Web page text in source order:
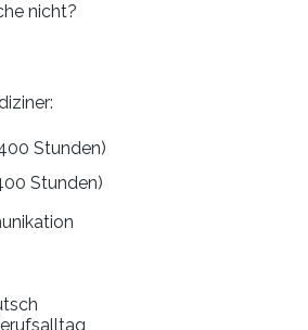
nicht?
Stunden)
Stunden)